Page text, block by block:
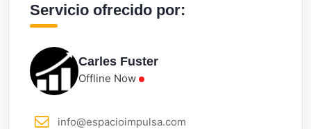
Servicio ofrecido por:
Carles Fuster
Offline Now
info@espacioimpulsa.com